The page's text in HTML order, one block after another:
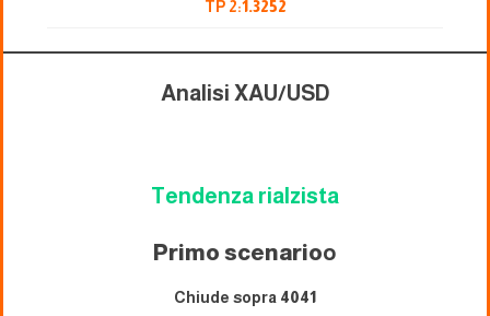
TP 2:1.3252
Analisi XAU/USD
Tendenza rialzista
Primo scenarioo
Chiude sopra 4041